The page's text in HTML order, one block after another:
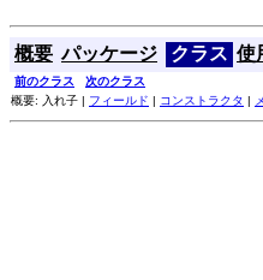
概要 パッケージ クラス 使
前のクラス
次のクラス
概要: 入れ子 | フィールド | コンストラクタ |